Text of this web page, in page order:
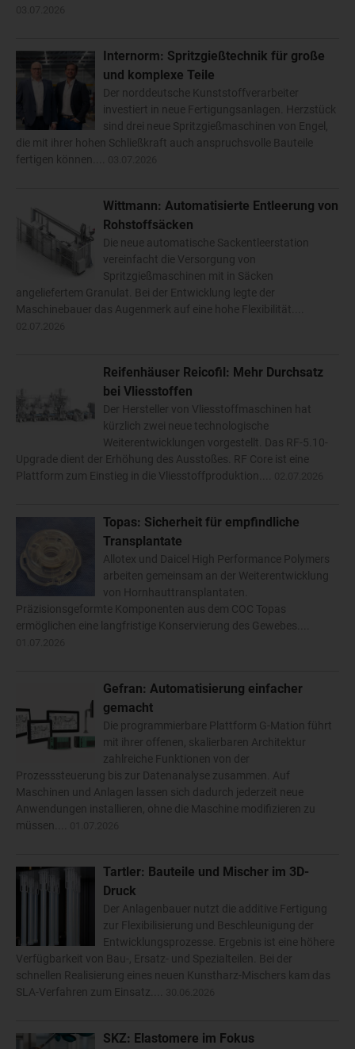
Internorm: Spritzgießtechnik für große
und komplexe Teile
Der norddeutsche Kunststoffverarbeiter
investiert in neue Fertigungsanlagen. Herzstück
sind drei neue Spritzgießmaschinen von Engel,
die mit ihrer hohen Schließkraft auch anspruchsvolle Bauteile
fertigen können....
Wittmann: Automatisierte Entleerung von
Rohstoffsäcken
Die neue automatische Sackentleerstation
vereinfacht die Versorgung von
Spritzgießmaschinen mit in Säcken
angeliefertem Granulat. Bei der Entwicklung legte der
Maschinebauer das Augenmerk auf eine hohe Flexibilität....
Reifenhäuser Reicofil: Mehr Durchsatz
bei Vliesstoffen
Der Hersteller von Vliesstoffmaschinen hat
kürzlich zwei neue technologische
Weiterentwicklungen vorgestellt. Das RF-5.10-
Upgrade dient der Erhöhung des Ausstoßes. RF Core ist eine
Plattform zum Einstieg in die Vliesstoffproduktion....
Topas: Sicherheit für empfindliche
Transplantate
Allotex und Daicel High Performance Polymers
arbeiten gemeinsam an der Weiterentwicklung
von Hornhauttransplantaten.
Präzisionsgeformte Komponenten aus dem COC Topas
ermöglichen eine langfristige Konservierung des Gewebes....
Gefran: Automatisierung einfacher
gemacht
Die programmierbare Plattform G-Mation führt
mit ihrer offenen, skalierbaren Architektur
zahlreiche Funktionen von der
Prozesssteuerung bis zur Datenanalyse zusammen. Auf
Maschinen und Anlagen lassen sich dadurch jederzeit neue
Anwendungen installieren, ohne die Maschine modifizieren zu
müssen....
Tartler: Bauteile und Mischer im 3D-
Druck
Der Anlagenbauer nutzt die additive Fertigung
zur Flexibilisierung und Beschleunigung der
Entwicklungsprozesse. Ergebnis ist eine höhere
Verfügbarkeit von Bau-, Ersatz- und Spezialteilen. Bei der
schnellen Realisierung eines neuen Kunstharz-Mischers kam das
SLA-Verfahren zum Einsatz....
SKZ: Elastomere im Fokus